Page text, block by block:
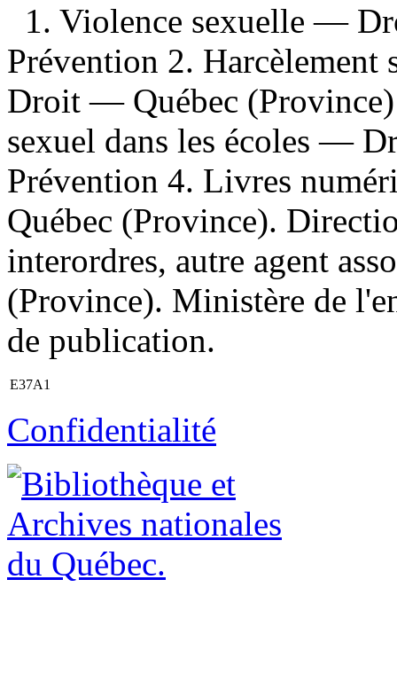
1. Violence sexuelle —
Prévention 2.
Droit — Québec
sexuel dans les écoles —
Prévention 4. Livres
Québec (Province).
interordres, autre agent
(Province). Ministère de
de publication.
E37A1
Confidentialité